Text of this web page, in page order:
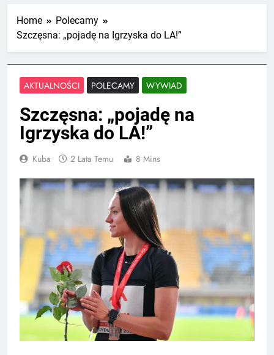
2 Tygodnie Temu
Krakowie
4 Tygodnie Temu
Home
Polecamy
Szczęsna: „pojadę na Igrzyska do LA!”
AKTUALNOŚCI POLECAMY WYWIAD
Szczęsna: „pojadę na
Igrzyska do LA!”
Kuba 2 Lata Temu 8 Mins